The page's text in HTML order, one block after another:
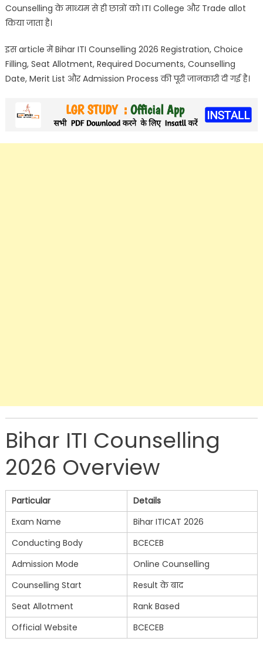
Counselling के माध्यम से ही छात्रों को ITI College और Trade allot
किया जाता है।
इस article में Bihar ITI Counselling 2026 Registration, Choice
Filling, Seat Allotment, Required Documents, Counselling
Date, Merit List और Admission Process की पूरी जानकारी दी गई है।
Bihar ITI Counselling
2026 Overview
Particular
Details
Exam Name
Bihar ITICAT 2026
Conducting Body
BCECEB
Admission Mode
Online Counselling
Counselling Start
Result के बाद
Seat Allotment
Rank Based
Official Website
BCECEB